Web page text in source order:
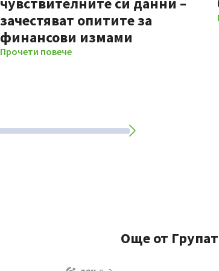
зачестяват опитите за
финансови измами
Прочети повече
Още от